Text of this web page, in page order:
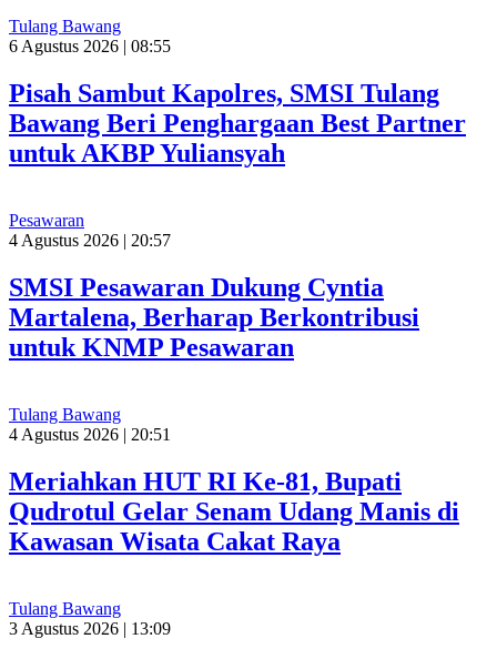
Tulang Bawang
6 Agustus 2026 | 08:55
Pisah Sambut Kapolres, SMSI Tulang
Bawang Beri Penghargaan Best Partner
untuk AKBP Yuliansyah
Pesawaran
4 Agustus 2026 | 20:57
SMSI Pesawaran Dukung Cyntia
Martalena, Berharap Berkontribusi
untuk KNMP Pesawaran
Tulang Bawang
4 Agustus 2026 | 20:51
Meriahkan HUT RI Ke-81, Bupati
Qudrotul Gelar Senam Udang Manis di
Kawasan Wisata Cakat Raya
Tulang Bawang
3 Agustus 2026 | 13:09